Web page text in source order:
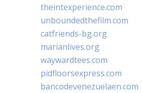
theintexperience.com
unboundedthefilm.com
catfriends-bg.org
marianlives.org
waywardtees.com
pidfloorsexpress.com
bancodevenezuelaen.com